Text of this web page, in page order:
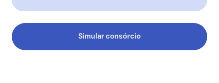
Simular consórcio